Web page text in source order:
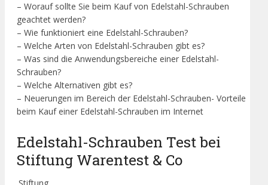
– Worauf sollte Sie beim Kauf von Edelstahl-Schrauben
geachtet werden?
– Wie funktioniert eine Edelstahl-Schrauben?
– Welche Arten von Edelstahl-Schrauben gibt es?
– Was sind die Anwendungsbereiche einer Edelstahl-
Schrauben?
– Welche Alternativen gibt es?
– Neuerungen im Bereich der Edelstahl-Schrauben- Vorteile
beim Kauf einer Edelstahl-Schrauben im Internet
Edelstahl-Schrauben Test bei
Stiftung Warentest & Co
Stiftung